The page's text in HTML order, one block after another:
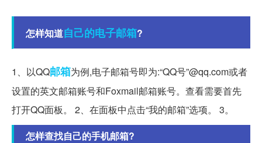
怎样知道自己的电子邮箱?
1、以QQ邮箱为例,电子邮箱号即为:“QQ号”@qq.com或者
设置的英文邮箱账号和Foxmail邮箱账号。查看需要首先
打开QQ面板。 2、在面板中点击“我的邮箱”选项。 3。
怎样查找自己的手机邮箱?